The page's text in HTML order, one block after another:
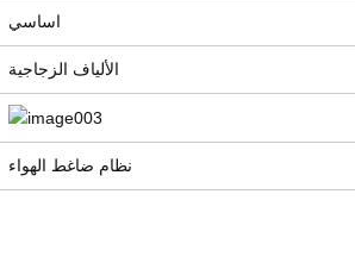
اساسي
الألياف الزجاجية
نظام ضاغط الهواء